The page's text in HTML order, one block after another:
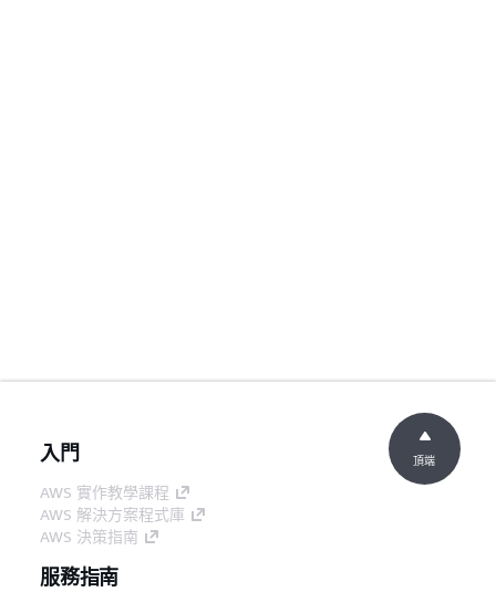
入門
AWS 實作教學課程
AWS 解決方案程式庫
AWS 決策指南
服務指南
頂端